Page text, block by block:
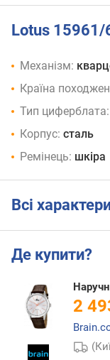
Lotus 15961/
Механізм:
Країна
Тип циферблата:
Корпус: сталь
Ремінець: шкіра
Всі
Де купити?
2